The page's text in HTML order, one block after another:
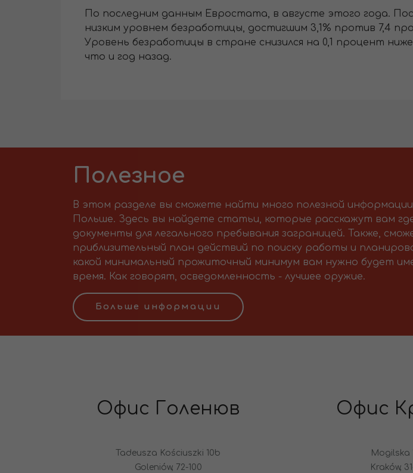
По последним данным Евростата, в августе этого года.
низким уровнем безработицы, достигшим 3,1% против 7,4
Уровень безработицы в стране снизился на 0,1 процент
что и год назад.
Полезное
В этом разделе вы сможете найти много полезной
Польше. Здесь вы найдете статьи, которые расскажут вам
документы для легального пребывания заграницей. Также,
приблизительный план действий по поиску работы и
какой минимальный прожиточный минимум вам нужно будет
время. Как говорят, осведомленность - лучшее оружие.
Больше информации
Офис Голенюв
Tadeusza Kościuszki 10b
Goleniów, 72-100
Офис
Mogilska
Kraków,